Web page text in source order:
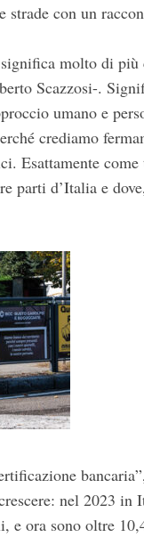
strade con un
molto di
Scazzosi-.
umano e
crediamo
Esattamente
parti d’Italia e
nel 2023
e ora sono oltre